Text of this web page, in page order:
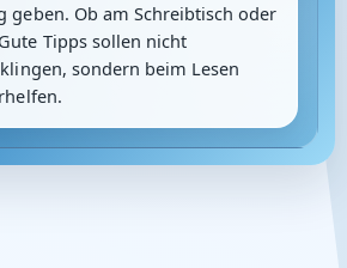
geben. Ob am Schreibtisch oder
Tipps sollen nicht
sondern beim Lesen